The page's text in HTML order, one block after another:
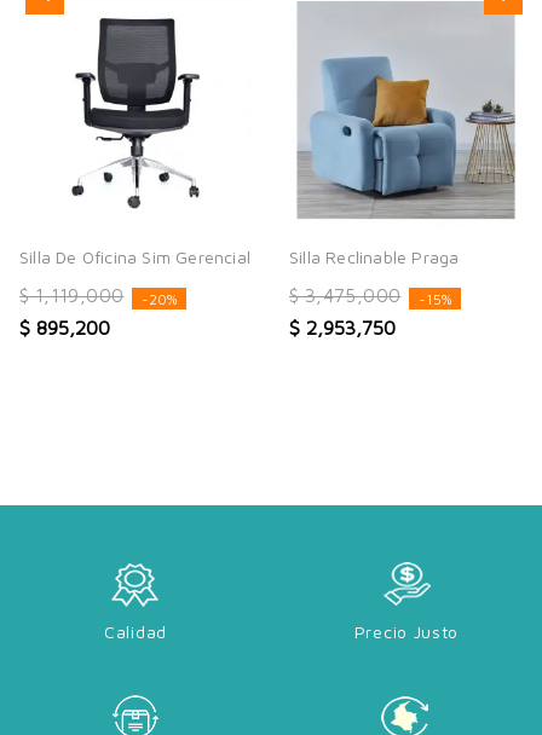
Silla De Oficina Sim Gerencial
$ 1,119,000
-20%
$ 895,200
Silla Reclinable Praga
$ 3,475,000
-15%
$ 2,953,750
Calidad Precio Justo